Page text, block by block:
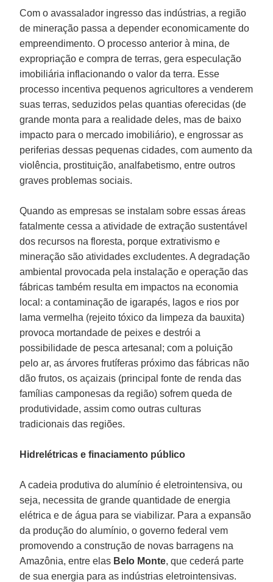
Com o avassalador ingresso das indústrias, a região
de mineração passa a depender economicamente do
empreendimento. O processo anterior à mina, de
expropriação e compra de terras, gera especulação
imobiliária inflacionando o valor da terra. Esse
processo incentiva pequenos agricultores a venderem
suas terras, seduzidos pelas quantias oferecidas (de
grande monta para a realidade deles, mas de baixo
impacto para o mercado imobiliário), e engrossar as
periferias dessas pequenas cidades, com aumento da
violência, prostituição, analfabetismo, entre outros
graves problemas sociais.
Quando as empresas se instalam sobre essas áreas
fatalmente cessa a atividade de extração sustentável
dos recursos na floresta, porque extrativismo e
mineração são atividades excludentes. A degradação
ambiental provocada pela instalação e operação das
fábricas também resulta em impactos na economia
local: a contaminação de igarapés, lagos e rios por
lama vermelha (rejeito tóxico da limpeza da bauxita)
provoca mortandade de peixes e destrói a
possibilidade de pesca artesanal; com a poluição
pelo ar, as árvores frutíferas próximo das fábricas não
dão frutos, os açaizais (principal fonte de renda das
famílias camponesas da região) sofrem queda de
produtividade, assim como outras culturas
tradicionais das regiões.
Hidrelétricas e finaciamento público
A cadeia produtiva do alumínio é eletrointensiva, ou
seja, necessita de grande quantidade de energia
elétrica e de água para se viabilizar. Para a expansão
da produção do alumínio, o governo federal vem
promovendo a construção de novas barragens na
Amazônia, entre elas Belo Monte, que cederá parte
de sua energia para as indústrias eletrointensivas.